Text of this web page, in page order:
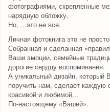
фотографиями, скрепленные
нарядную обложку.
Но, ...это не все.
Личная фотокнига это не
Собранная и сделанная
Ваши эмоции, семейные
дорогие сердцу воспоминания.
А уникальный дизайн, который
поручить нам, сделает каждую
красивой и любимой...
По-настоящему «Вашей».